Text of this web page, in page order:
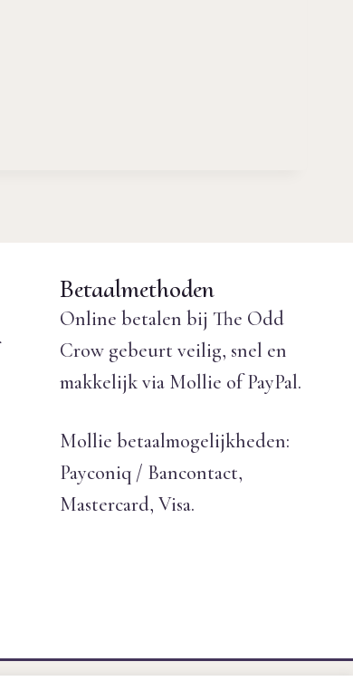
Betaalmethoden
Online betalen bij The Odd
Crow gebeurt veilig, snel en
makkelijk via Mollie of PayPal.
Mollie betaalmogelijkheden:
Payconiq / Bancontact,
Mastercard, Visa.